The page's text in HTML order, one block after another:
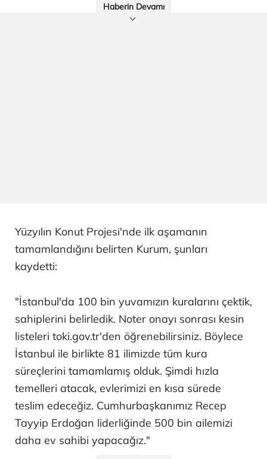
Haberin Devamı
Yüzyılın Konut Projesi'nde ilk aşamanın
tamamlandığını belirten Kurum, şunları
kaydetti:
"İstanbul'da 100 bin yuvamızın kuralarını çektik,
sahiplerini belirledik. Noter onayı sonrası kesin
listeleri toki.gov.tr'den öğrenebilirsiniz. Böylece
İstanbul ile birlikte 81 ilimizde tüm kura
süreçlerini tamamlamış olduk. Şimdi hızla
temelleri atacak, evlerimizi en kısa sürede
teslim edeceğiz. Cumhurbaşkanımız Recep
Tayyip Erdoğan liderliğinde 500 bin ailemizi
daha ev sahibi yapacağız."